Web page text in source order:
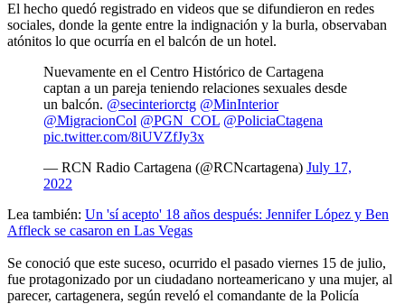
El hecho quedó registrado en videos que se difundieron en redes
sociales, donde la gente entre la indignación y la burla, observaban
atónitos lo que ocurría en el balcón de un hotel.
Nuevamente en el Centro Histórico de Cartagena
captan a un pareja teniendo relaciones sexuales desde
un balcón. @secinteriorctg @MinInterior
@MigracionCol @PGN_COL @PoliciaCtagena
pic.twitter.com/8iUVZfJy3x
— RCN Radio Cartagena (@RCNcartagena) July 17,
2022
Lea también: Un 'sí acepto' 18 años después: Jennifer López y Ben
Affleck se casaron en Las Vegas
Se conoció que este suceso, ocurrido el pasado viernes 15 de julio,
fue protagonizado por un ciudadano norteamericano y una mujer, al
parecer, cartagenera, según reveló el comandante de la Policía